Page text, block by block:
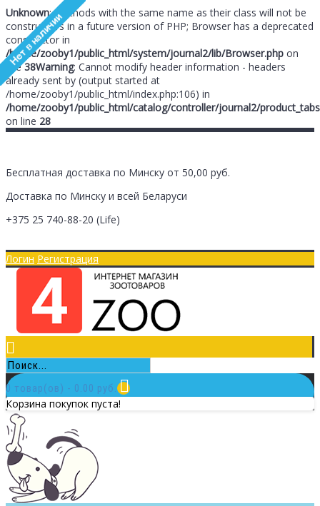
Unknown: Methods with the same name as their class will not be
constructors in a future version of PHP; Browser has a deprecated
constructor in
/home/zooby1/public_html/system/journal2/lib/Browser.php on
line38Warning: Cannot modify header information - headers
already sent by (output started at
/home/zooby1/public_html/index.php:106) in
/home/zooby1/public_html/catalog/controller/journal2/
on line 28
Бесплатная доставка по Минску от 50,00 руб.
Доставка по Минску и всей Беларуси
+375 25 740-88-20 (Life)
Логин Регистрация
0 товар(ов) - 0.00 руб.
Корзина покупок пуста!